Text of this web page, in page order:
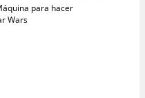
para hacer
Wars